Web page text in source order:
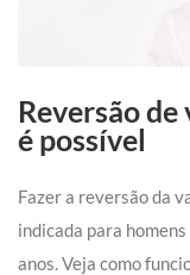
Reversão
é possível
Fazer a reversão da
indicada para
anos. Veja como